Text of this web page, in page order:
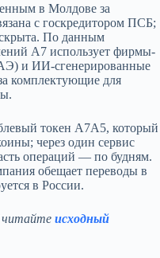
в Молдове за
с госкредитором ПСБ;
скрыта. По данным
A7 использует фирмы-
и ИИ‑сгенерированные
комплектующие для
токен A7A5, который
через один сервис
операций — по будням.
обещает переводы в
в России.
читайте исходный